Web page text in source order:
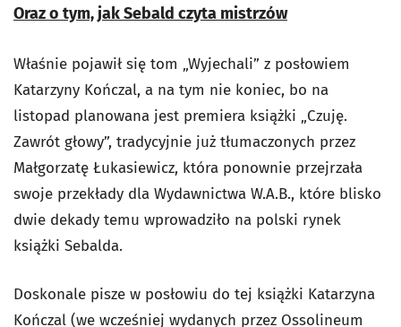
Oraz o tym, jak Sebald czyta mistrzów
Właśnie pojawił się tom „Wyjechali” z posłowiem
Katarzyny Kończal, a na tym nie koniec, bo na
listopad planowana jest premiera książki „Czuję.
Zawrót głowy”, tradycyjnie już tłumaczonych przez
Małgorzatę Łukasiewicz, która ponownie przejrzała
swoje przekłady dla Wydawnictwa W.A.B., które blisko
dwie dekady temu wprowadziło na polski rynek
książki Sebalda.
Doskonale pisze w posłowiu do tej książki Katarzyna
Kończal (we wcześniej wydanych przez Ossolineum